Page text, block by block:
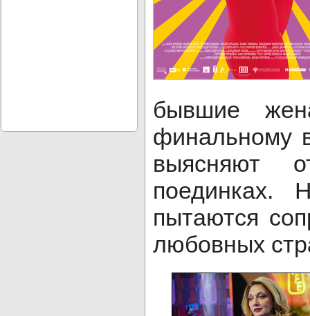
бывшие
финальному
выясняют
поединках.
пытаются
любовных